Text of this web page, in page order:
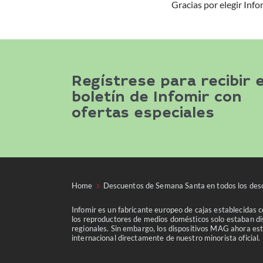
Gracias por elegir
Regístrese para recibir
boletín de Infomir con
ofertas especiales
Home Descuentos de Semana Santa en todos los
Infomir es un fabricante europeo de cajas establecidas
los reproductores de medios domésticos solo estaban
regionales. Sin embargo, los dispositivos MAG ahora
internacional directamente de nuestro minorista oficial.